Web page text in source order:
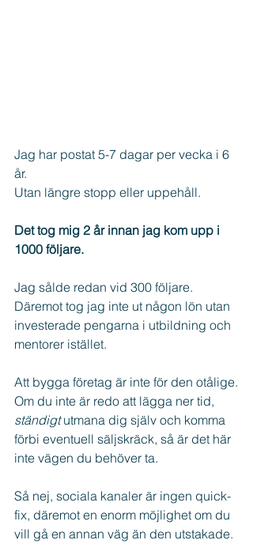
Jag har postat 5-7 dagar per vecka i 6
år.
Utan längre stopp eller uppehåll.
Det tog mig 2 år innan jag kom upp i
1000 följare.
Jag sålde redan vid 300 följare.
Däremot tog jag inte ut någon lön utan
investerade pengarna i utbildning och
mentorer istället.
Att bygga företag är inte för den otålige.
Om du inte är redo att lägga ner tid,
ständigt utmana dig själv och komma
förbi eventuell säljskräck, så är det här
inte vägen du behöver ta.
Så nej, sociala kanaler är ingen quick-
fix, däremot en enorm möjlighet om du
vill gå en annan väg än den utstakade.